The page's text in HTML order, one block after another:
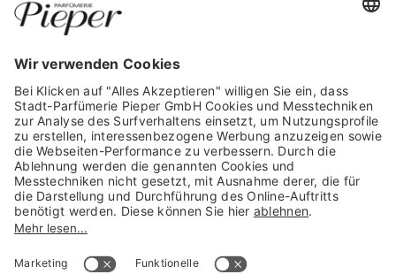
Trusted Shops Mitglied seit 2010